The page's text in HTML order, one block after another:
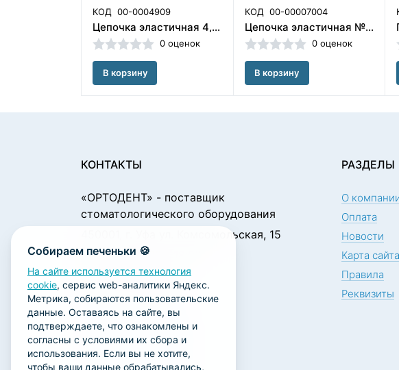
КОД 00-0004909
Цепочка эластичная 4,5 м,бесцветная Shinye
0 оценок
В корзину
КОД 00-00007004
Цепочка эластичная №1 ТАЙ-БЭК (1шт), ORMCO
0 оценок
В корзину
Собираем печеньки 🍪
На сайте используется технология
cookie, сервис web-аналитики Яндекс.
Метрика, собираются пользовательские
данные. Оставаясь на сайте, вы
подтверждаете, что ознакомлены и
согласны с условиями их сбора и
использования. Если вы не хотите,
чтобы ваши данные обрабатывались,
КОНТАКТЫ
«ОРТОДЕНТ» - поставщик
стоматологического оборудования
450001, г. Уфа ул. Комсомольская, 15
Пн. - Чт.: 09:00 - 18:00
Пт.: 09:00 - 17:00
Сб., Вс.: выходной
ortodent@yandex.ru
+7 (347) 212-00-15
+7 (347) 212-01-15
РАЗДЕЛЫ
О
Оплата
Новости
Карта сайта
Правила
Реквизиты